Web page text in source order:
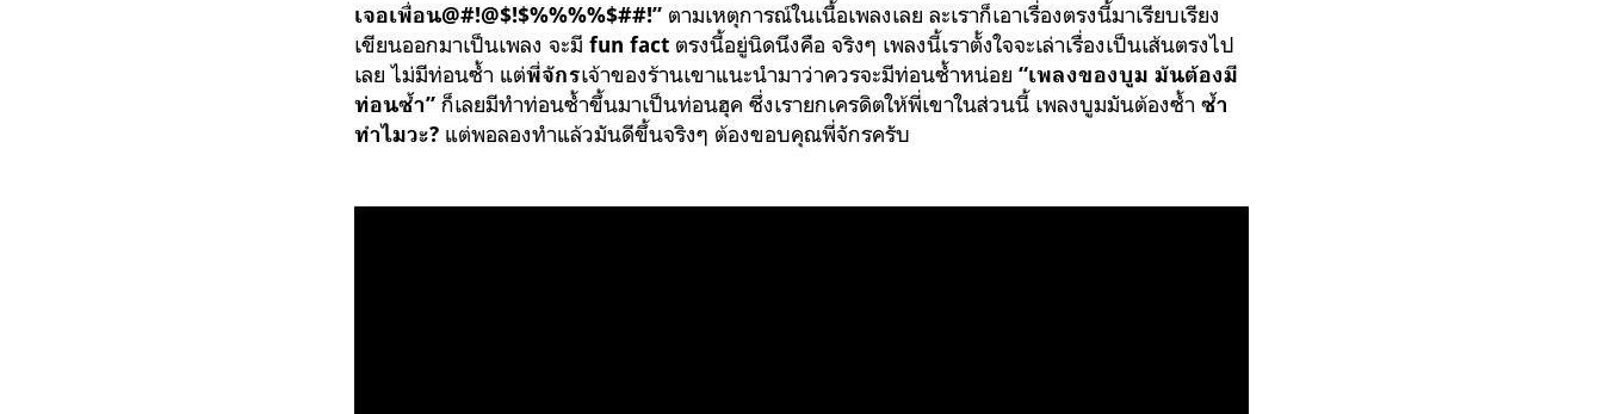
เจอเพื่อน@#!@$!$%%%%$##!” ตามเหตุการณ์ในเนื้อเพลงเลย ละเราก็เอาเรื่องตรงนี้มาเรียบเรียง
เขียนออกมาเป็นเพลง จะมี fun fact ตรงนี้อยู่นิดนึงคือ จริงๆ เพลงนี้เราตั้งใจจะเล่าเรื่องเป็นเส้นตรงไป
เลย ไม่มีท่อนซ้ำ แต่พี่จักรเจ้าของร้านเขาแนะนำมาว่าควรจะมีท่อนซ้ำหน่อย “เพลงของบูม มันต้องมี
ท่อนซ้ำ” ก็เลยมีทำท่อนซ้ำขึ้นมาเป็นท่อนฮุค ซึ่งเรายกเครดิตให้พี่เขาในส่วนนี้ เพลงบูมมันต้องซ้ำ ซ้ำ
ทำไมวะ? แต่พอลองทำแล้วมันดีขึ้นจริงๆ ต้องขอบคุณพี่จักรครับ